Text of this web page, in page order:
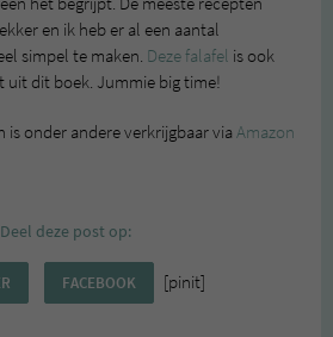
en ik heb er al een aantal
simpel te maken. Deze falafel is ook
uit dit boek. Jummie big time!
onder andere verkrijgbaar via Amazon
Deel deze post op:
FACEBOOK [pinit]